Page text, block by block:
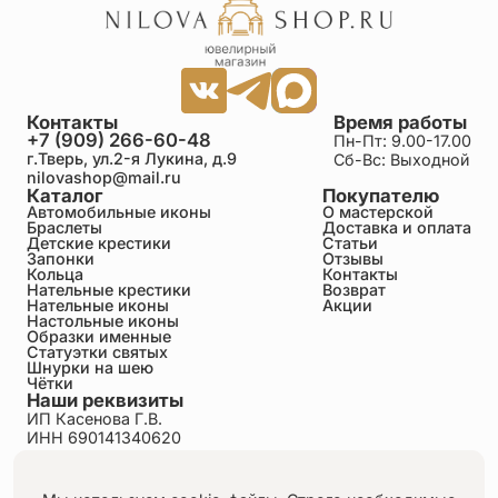
Достоинства: Очень эффектно выглядят работы с
эмалью. Тонкое исполнение. Очень изящный и
сглаженный. Брала его для себя, и нашла
огромный плюс в скруглённых углах-малыша
когда держу,не царапает его,а мой предыдущий
царапал. То есть как детский вариант-мастера
даже этот момент учли! Спасибо. Недостатки:
Какие недостатки???О чем вы? Мне кажется,что я
Галине вынесла мозг по полному) она все очень
терпеливо,вежливо и доходчиво объясняла,
огромное спасибо за терпение. Результат
порадовал очень. Именно то, что хотела.
Выполнили серебро покрытое родием-блестит и
смотрится правда как белое золото. Эффектно и
очень красиво. Всем рекомендую-многие
обращают внимание. Так же с радостью носит
малыш ваш крестик. Смотришь на изделие и
чувствуется опыт, кропотливый труд и любовь
Мастеров к своему делу. Низкий поклон золотым
Каталог
Автомобильные иконы
Браслеты
Детские крестики
Запонки
Кольца
Нательные крестики
Нательные иконы
Настольные иконы
Образки именные
Статуэтки святых
Шнурки на шею
Чётки
Покупателю
О мастерской
Доставка и оплата
Статьи
Отзывы
Контакты
Возврат
Акции
Время работы
Пн-Пт: 9.00-17.00
Сб-Вс: Выходной
Контакты
+7 (909) 266-60-48
г.Тверь, ул.2-я Лукина, д.9
nilovashop@mail.ru
Наши реквизиты
ИП Касенова Г.В.
ИНН 690141340620
Пользовательское соглашение